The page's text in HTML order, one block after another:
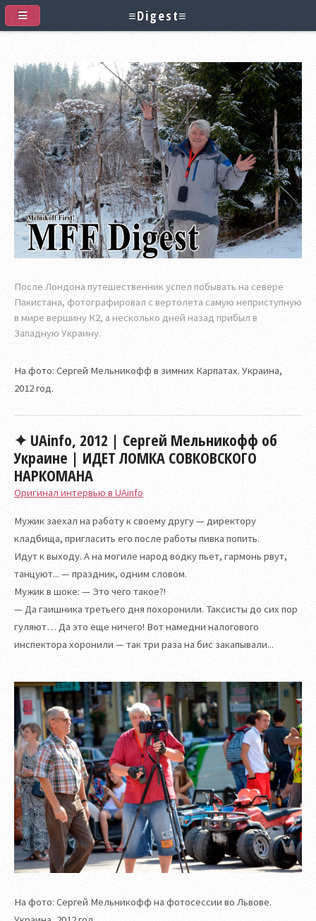
После Лондона путешественник успел побывать на севере
Пакистана, фотографировал с вертолета самую неприступную
в мире вершину К2, а несколько дней назад прибыл в
Западную Украину.
На фото: Сергей Мельникофф в зимних Карпатах. Украина,
2012 год.
✦ UAinfo, 2012 | Сергей Мельникофф об
Украине | ИДЕТ ЛОМКА СОВКОВСКОГО
НАРКОМАНА
Оригинал интервью в UAinfo
Мужик заехал на работу к своему другу — директору
кладбища, пригласить его после работы пивка попить.
Идут к выходу. А на могиле народ водку пьет, гармонь рвут,
танцуют... — праздник, одним словом.
Мужик в шоке: — Это чего такое?!
— Да гаишника третьего дня похоронили. Таксисты до сих пор
гуляют… Да это еще ничего! Вот намедни налогового
инспектора хоронили — так три раза на бис закапывали...
На фото: Сергей Мельникофф на фотосессии во Львове.
≡Digest≡